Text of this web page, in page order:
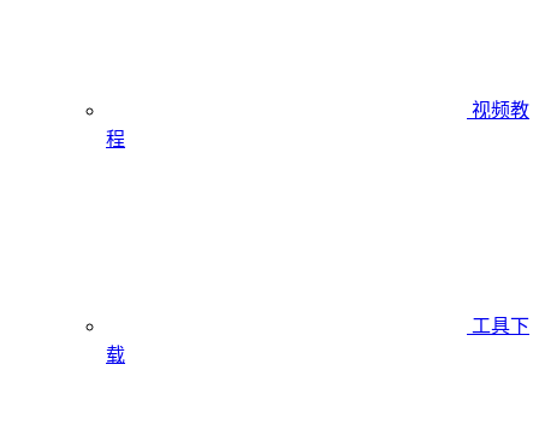
视频教
程
工具下
载